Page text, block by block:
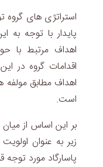
استراتژی های گروه
پایدار با توجه
اهداف مرتبط با
اقدامات گروه در
اهداف مطابق
است.
زیر به عنوان
پاسارگاد مورد توجه